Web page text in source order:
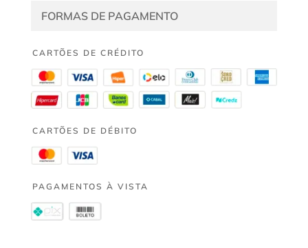
FORMAS DE PAGAMENTO
CARTÕES DE CRÉDITO
CARTÕES DE DÉBITO
PAGAMENTOS À VISTA